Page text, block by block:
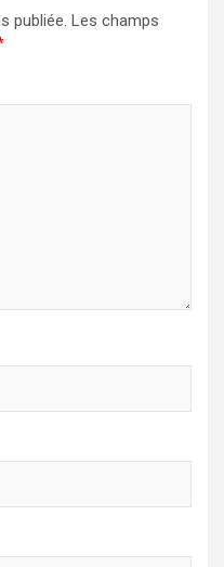
publiée. Les champs